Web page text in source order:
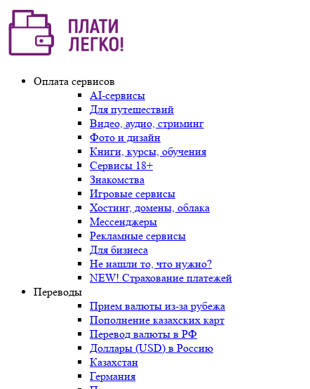
Оплата сервисов
AI-сервисы
Для путешествий
Видео, аудио, стриминг
Фото и дизайн
Книги, курсы, обучения
Сервисы 18+
Знакомства
Игровые сервисы
Хостинг, домены, облака
Мессенджеры
Рекламные сервисы
Для бизнеса
Не нашли то, что нужно?
NEW! Страхование платежей
Переводы
Прием валюты из-за рубежа
Пополнение казахских карт
Перевод валюты в РФ
Доллары (USD) в Россию
Казахстан
Германия